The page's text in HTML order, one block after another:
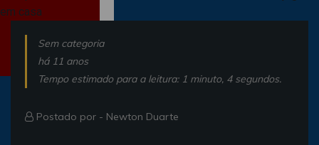
Sem categoria
há 11 anos
Tempo estimado para a leitura: 1 minuto, 4 segundos.
Postado por - Newton Duarte